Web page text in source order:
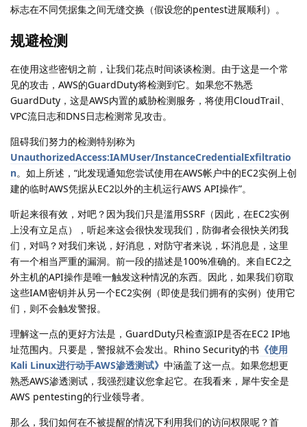
标志在不同凭据集之间无缝交换（假设您的pentest进展顺利）。
规避检测
在使用这些密钥之前，让我们花点时间谈谈检测。由于这是一个常
见的攻击，AWS的GuardDuty将检测到它。如果您不熟悉
GuardDuty，这是AWS内置的威胁检测服务，将使用CloudTrail、
VPC流日志和DNS日志检测常见攻击。
阻碍我们努力的检测特别称为
UnauthorizedAccess:IAMUser/InstanceCredentialExfiltratio
n。如上所述，“此发现通知您尝试使用在AWS帐户中的EC2实例上创
建的临时AWS凭据从EC2以外的主机运行AWS API操作”。
听起来很有效，对吧？因为我们只是滥用SSRF（因此，在EC2实例
上没有立足点），听起来这会很快发现我们，防御者会很快关闭我
们，对吗？对我们来说，好消息，对防守者来说，坏消息是，这里
有一个相当严重的漏洞。前一段的描述是100%准确的。来自EC2之
外主机的API操作是唯一触发这种情况的东西。因此，如果我们窃取
这些IAM密钥并从另一个EC2实例（即使是我们拥有的实例）使用它
们，则不会触发警报。
理解这一点的更好方法是，GuardDuty只检查源IP是否在EC2 IP地
址范围内。只要是，警报就不会发出。Rhino Security的书 《使用
Kali Linux进行动手AWS渗透测试》 中涵盖了这一点。如果您想更
熟悉AWS渗透测试，我强烈建议您拿起它。在我看来，犀牛安全是
AWS pentesting的行业领导者。
那么，我们如何在不被提醒的情况下利用我们的访问权限呢？首